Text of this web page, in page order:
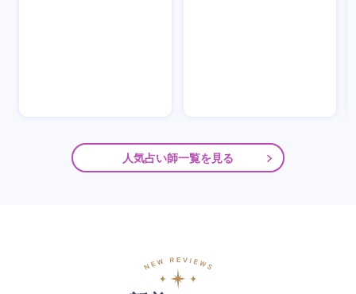
人気占い師一覧を見る